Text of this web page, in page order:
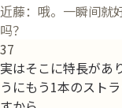
近藤：哦。一瞬间就
吗？
37
実はそこに特長があ
うにもう1本のスト